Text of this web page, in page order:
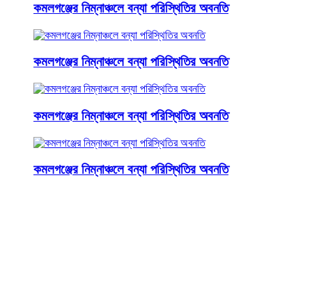
কমলগঞ্জের নিম্নাঞ্চলে বন্যা পরিস্থিতির অবনতি
কমলগঞ্জের নিম্নাঞ্চলে বন্যা পরিস্থিতির অবনতি
কমলগঞ্জের নিম্নাঞ্চলে বন্যা পরিস্থিতির অবনতি
কমলগঞ্জের নিম্নাঞ্চলে বন্যা পরিস্থিতির অবনতি